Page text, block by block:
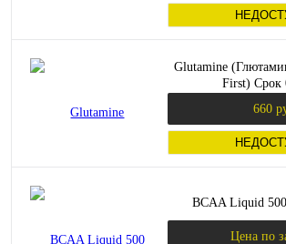
Glutamine
First) Срок
660
BCAA Liquid
Цена по